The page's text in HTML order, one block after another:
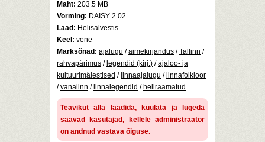
Maht: 203.5 MB
Vorming: DAISY 2.02
Laad: Helisalvestis
Keel: vene
Märksõnad: ajalugu /aimekirjandus /Tallinn /
rahvapärimus / legendid (kirj.) /ajaloo- ja
kultuurimälestised / linnaajalugu / linnafolkloor
/vanalinn / linnalegendid / heliraamatud
Teavikut alla laadida, kuulata ja lugeda
saavad kasutajad, kellele administraator
on andnud vastava õiguse.